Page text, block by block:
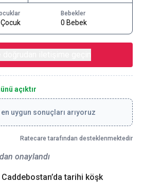
onaylandı
tarihi köşk
Bebekler
0 Bebek
açıktır
uygun sonuçları arıyoruz
Ratecare tarafından desteklenmektedir